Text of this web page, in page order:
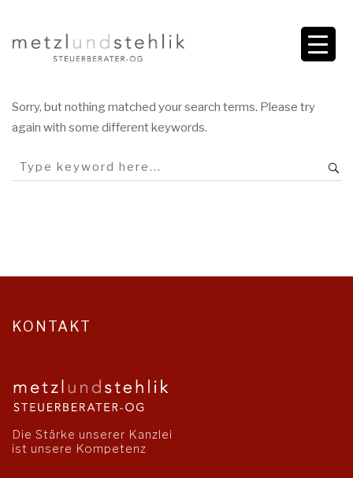
Sorry, but nothing matched your search terms. Please try
again with some different keywords.
KONTAKT
Die Stärke unserer Kanzlei
ist unsere Kompetenz